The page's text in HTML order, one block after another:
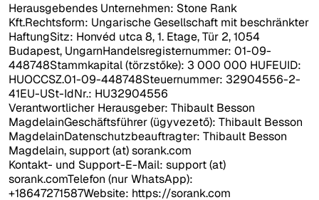
Herausgebendes Unternehmen: Stone Rank
Kft.Rechtsform: Ungarische Gesellschaft mit beschränkter
HaftungSitz: Honvéd utca 8, 1. Etage, Tür 2, 1054
Budapest, UngarnHandelsregisternummer: 01-09-
448748Stammkapital (törzstőke): 3 000 000 HUFEUID:
HUOCCSZ.01-09-448748Steuernummer: 32904556-2-
41EU-USt-IdNr.: HU32904556
Verantwortlicher Herausgeber: Thibault Besson
MagdelainGeschäftsführer (ügyvezető): Thibault Besson
MagdelainDatenschutzbeauftragter: Thibault Besson
Magdelain, support (at) sorank.com
Kontakt- und Support-E-Mail: support (at)
sorank.comTelefon (nur WhatsApp):
+18647271587Website: https://sorank.com